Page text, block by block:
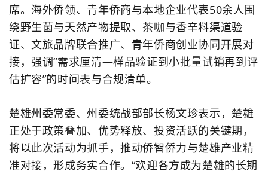
席。海外侨领、青年侨商与本地企业代表50余人围
绕野生菌与天然产物提取、茶咖与香辛料渠道验
证、文旅品牌联合推广、青年侨商创业协同开展对
接，强调“需求厘清—样品验证到小批量试销再到评
估扩容”的时间表与合规清单。
楚雄州委常委、州委统战部部长杨文珍表示，楚雄
正处于政策叠加、优势释放、投资活跃的关键期，
将以此次活动为抓手，推动侨智侨力与楚雄产业精
准对接，形成务实合作。 “欢迎各方成为楚雄的长期